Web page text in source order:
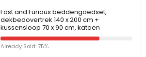
Fast and Furious beddengoedset,
dekbedovertrek 140 x 200 cm +
kussensloop 70 x 90 cm, katoen
Already Sold: 75%